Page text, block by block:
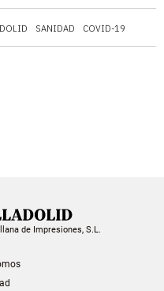
SANIDAD COVID-19
de Impresiones, S.L.